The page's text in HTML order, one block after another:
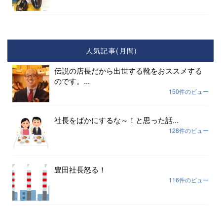
人気記事(月間)
伝説の店長だから出世する靴をおススメする
のです。...
150件のビュー
社長をばかにするな～！と思った話...
128件のビュー
豊田社長怒る！
116件のビュー